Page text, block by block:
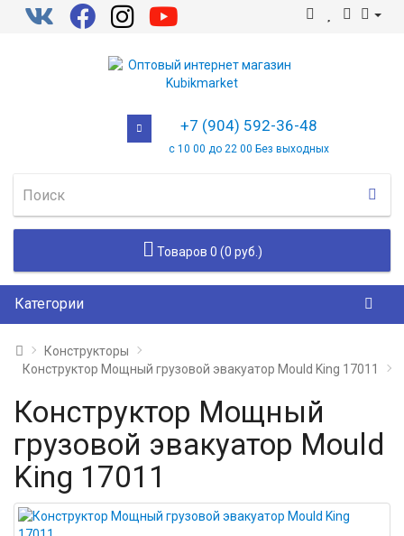
+7 (904) 592-36-48
с 10 00 до 22 00 Без выходных
Товаров 0 (0 руб.)
Категории
Конструкторы
Конструктор Мощный грузовой эвакуатор Mould King 17011
Конструктор Мощный
грузовой эвакуатор Mould
King 17011